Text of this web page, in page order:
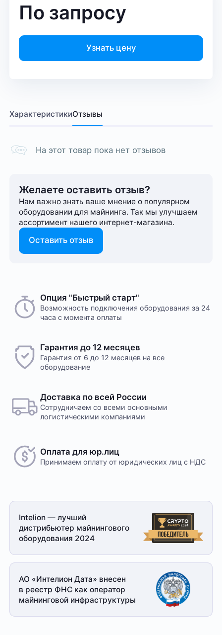
По запросу
Узнать цену
ХарактеристикиОтзывы
На этот товар пока нет отзывов
Желаете оставить отзыв?
Нам важно знать ваше мнение о популярном
оборудовании для майнинга. Так мы улучшаем
ассортимент нашего интернет-⁠магазина.
Оставить отзыв
Опция "Быстрый старт"
Возможность подключения оборудования за 24
часа с момента оплаты
Гарантия до 12 месяцев
Гарантия от 6 до 12 месяцев на все
оборудование
Доставка по всей России
Сотрудничаем со всеми основными
логистическими компаниями
Оплата для юр.лиц
Принимаем оплату от юридических лиц с НДС
Intelion — лучший
дистрибьютер майнингового
оборудования 2024
АО «Интелион Дата» внесен
в реестр ФНС как оператор
майнинговой инфраструктуры